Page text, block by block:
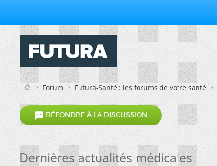
Forum Futura-Santé : les forums de votre santé
 RÉPONDRE À LA DISCUSSION
Dernières actualités médicales